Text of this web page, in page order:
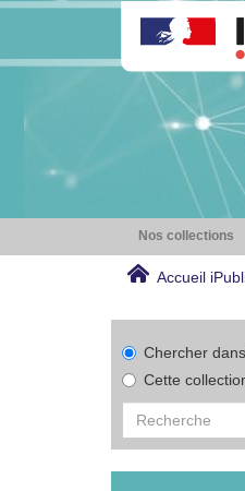
Nos collections
Accueil
Chercher
Cette